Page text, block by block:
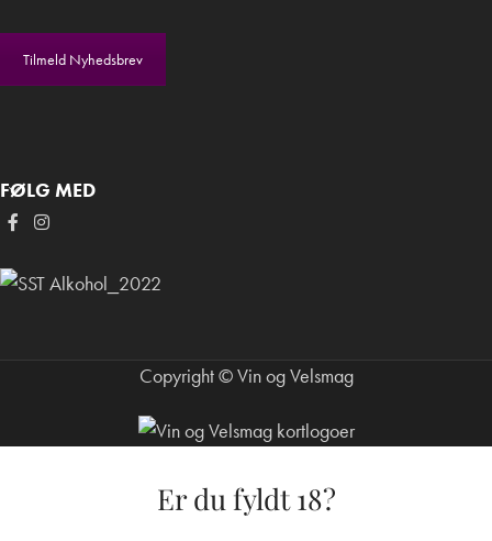
Tilmeld Nyhedsbrev
FØLG MED
Copyright © Vin og Velsmag
Er du fyldt 18?